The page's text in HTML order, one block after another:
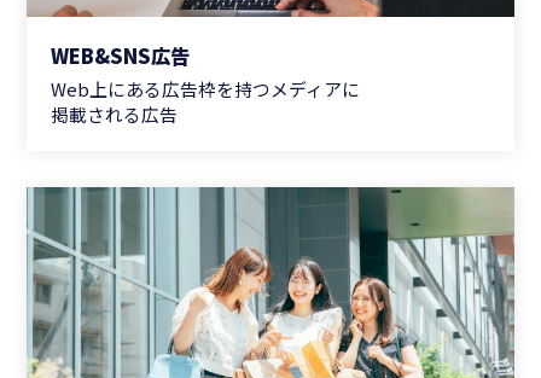
WEB&SNS広告
Web上にある広告枠を持つメディアに
掲載される広告